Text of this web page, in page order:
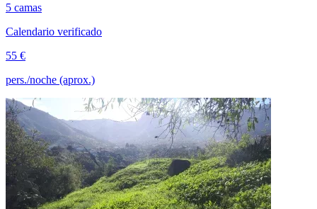
5 camas
Calendario verificado
55 €
pers./noche (aprox.)